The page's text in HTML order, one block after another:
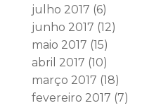
julho 2017 (6)
junho 2017 (12)
maio 2017 (15)
abril 2017 (10)
março 2017 (18)
fevereiro 2017 (7)